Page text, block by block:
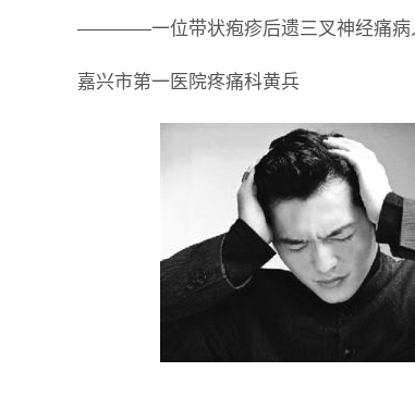
————一位带状疱疹后遗三叉神经痛病
嘉兴市第一医院疼痛科黄兵